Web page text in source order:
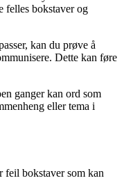
felles bokstaver og
kan du prøve å
Dette kan føre
ganger kan ord som
eller tema i
feil bokstaver som kan